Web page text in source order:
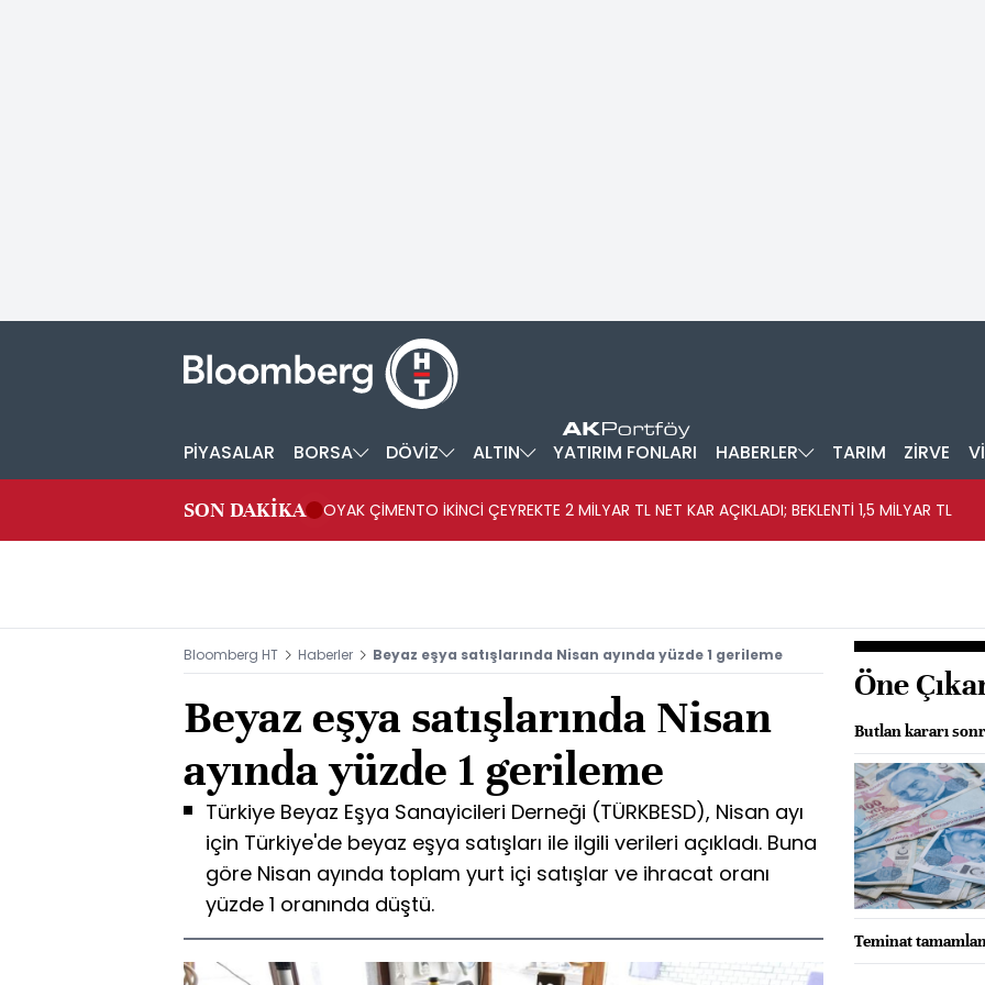
PİYASALAR BORSA DÖVİZ ALTIN YATIRIM FONLARI HABERLER TARIM ZİRVE
SON DAKİKA OYAK ÇİMENTO İKİNCİ ÇEYREKTE 2 MİLYAR TL NET KAR AÇIKLADI; BEKLENTİ 1,5 MİLYAR TL
Bloomberg HT Haberler Beyaz eşya satışlarında Nisan ayında yüzde 1 gerileme
Beyaz eşya satışlarında Nisan
ayında yüzde 1 gerileme
Türkiye Beyaz Eşya Sanayicileri Derneği (TÜRKBESD), Nisan ayı
için Türkiye'de beyaz eşya satışları ile ilgili verileri açıkladı. Buna
göre Nisan ayında toplam yurt içi satışlar ve ihracat oranı
yüzde 1 oranında düştü.
Öne
Butlan kararı
Teminat